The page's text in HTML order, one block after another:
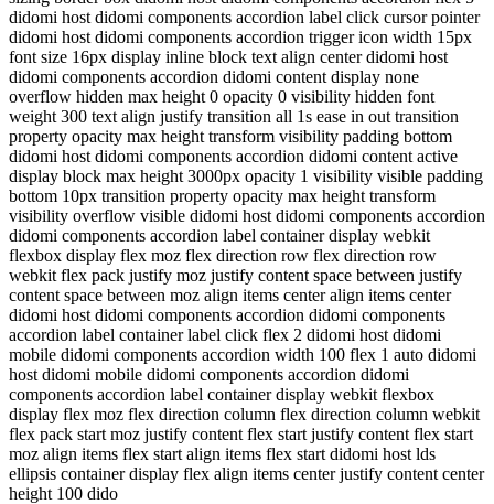
didomi host didomi components accordion label click cursor pointer
didomi host didomi components accordion trigger icon width 15px
font size 16px display inline block text align center didomi host
didomi components accordion didomi content display none
overflow hidden max height 0 opacity 0 visibility hidden font
weight 300 text align justify transition all 1s ease in out transition
property opacity max height transform visibility padding bottom
didomi host didomi components accordion didomi content active
display block max height 3000px opacity 1 visibility visible padding
bottom 10px transition property opacity max height transform
visibility overflow visible didomi host didomi components accordion
didomi components accordion label container display webkit
flexbox display flex moz flex direction row flex direction row
webkit flex pack justify moz justify content space between justify
content space between moz align items center align items center
didomi host didomi components accordion didomi components
accordion label container label click flex 2 didomi host didomi
mobile didomi components accordion width 100 flex 1 auto didomi
host didomi mobile didomi components accordion didomi
components accordion label container display webkit flexbox
display flex moz flex direction column flex direction column webkit
flex pack start moz justify content flex start justify content flex start
moz align items flex start align items flex start didomi host lds
ellipsis container display flex align items center justify content center
height 100 dido